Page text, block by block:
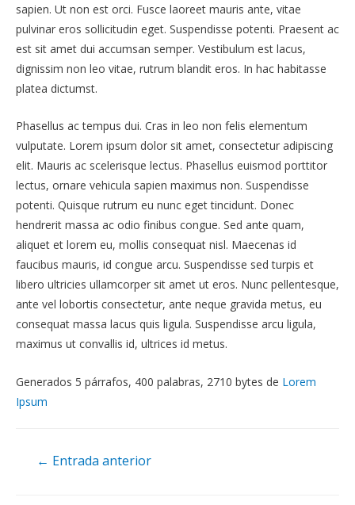
sapien. Ut non est orci. Fusce laoreet mauris ante, vitae
pulvinar eros sollicitudin eget. Suspendisse potenti. Praesent ac
est sit amet dui accumsan semper. Vestibulum est lacus,
dignissim non leo vitae, rutrum blandit eros. In hac habitasse
platea dictumst.
Phasellus ac tempus dui. Cras in leo non felis elementum
vulputate. Lorem ipsum dolor sit amet, consectetur adipiscing
elit. Mauris ac scelerisque lectus. Phasellus euismod porttitor
lectus, ornare vehicula sapien maximus non. Suspendisse
potenti. Quisque rutrum eu nunc eget tincidunt. Donec
hendrerit massa ac odio finibus congue. Sed ante quam,
aliquet et lorem eu, mollis consequat nisl. Maecenas id
faucibus mauris, id congue arcu. Suspendisse sed turpis et
libero ultricies ullamcorper sit amet ut eros. Nunc pellentesque,
ante vel lobortis consectetur, ante neque gravida metus, eu
consequat massa lacus quis ligula. Suspendisse arcu ligula,
maximus ut convallis id, ultrices id metus.
Generados 5 párrafos, 400 palabras, 2710 bytes de Lorem
Ipsum
Navegación
← Entrada anterior